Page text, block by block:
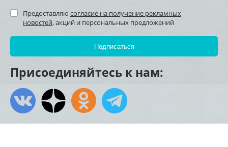
Предоставляю согласие на получение рекламных
новостей, акций и персональных предложений
Присоединяйтесь к нам: